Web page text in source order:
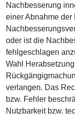
Nachbesserung
einer Abnahme der
oder ist die
fehlgeschlagen
Wahl
verlangen. Das
bzw. Fehler
Nutzbarkeit bzw.